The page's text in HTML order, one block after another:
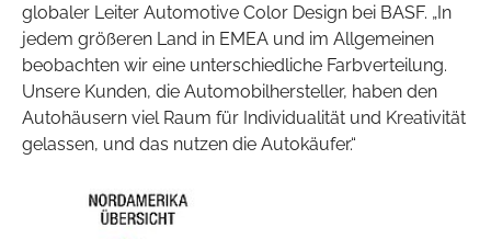
globaler Leiter Automotive Color Design bei BASF. „In
jedem größeren Land in EMEA und im Allgemeinen
beobachten wir eine unterschiedliche Farbverteilung.
Unsere Kunden, die Automobilhersteller, haben den
Autohäusern viel Raum für Individualität und Kreativität
gelassen, und das nutzen die Autokäufer.“